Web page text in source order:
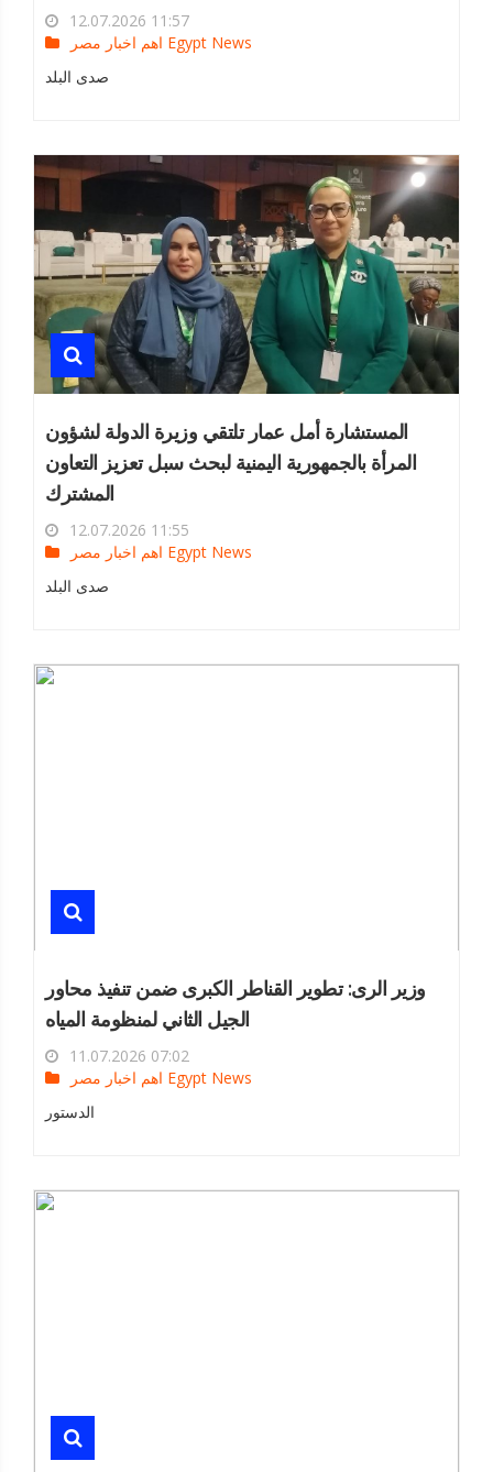
12.07.2026 11:57
اهم اخبار مصر Egypt News
صدى البلد
المستشارة أمل عمار تلتقي وزيرة الدولة لشؤون
المرأة بالجمهورية اليمنية لبحث سبل تعزيز التعاون
المشترك
12.07.2026 11:55
اهم اخبار مصر Egypt News
صدى البلد
وزير الرى: تطوير القناطر الكبرى ضمن تنفيذ محاور
الجيل الثاني لمنظومة المياه
11.07.2026 07:02
اهم اخبار مصر Egypt News
الدستور